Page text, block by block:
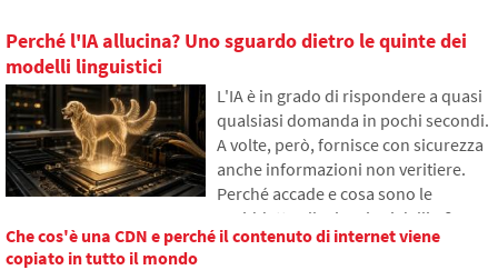
Perché l'IA allucina? Uno sguardo dietro le quinte dei
modelli linguistici
L'IA è in grado di rispondere a quasi
qualsiasi domanda in pochi secondi.
A volte, però, fornisce con sicurezza
anche informazioni non veritiere.
Perché accade e cosa sono le
cosiddette allucinazioni dell'IA?
Nell'articolo spiegheremo come
Che cos'è una CDN e perché il contenuto di internet viene
copiato in tutto il mondo